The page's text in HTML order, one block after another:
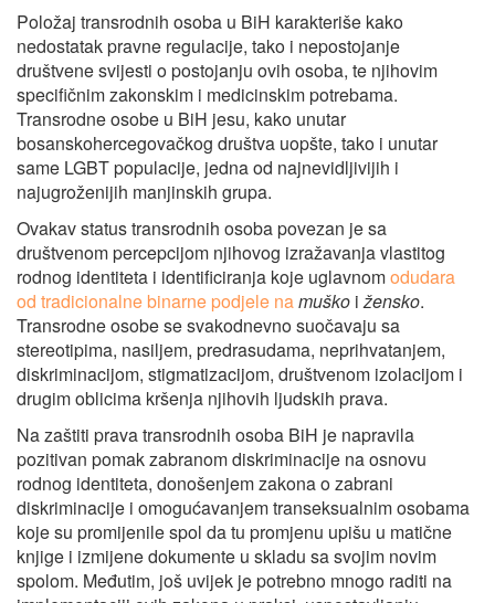
Položaj transrodnih osoba u BiH karakteriše kako
nedostatak pravne regulacije, tako i nepostojanje
društvene svijesti o postojanju ovih osoba, te njihovim
specifičnim zakonskim i medicinskim potrebama.
Transrodne osobe u BiH jesu, kako unutar
bosanskohercegovačkog društva uopšte, tako i unutar
same LGBT populacije, jedna od najnevidljivijih i
najugroženijih manjinskih grupa.
Ovakav status transrodnih osoba povezan je sa
društvenom percepcijom njihovog izražavanja vlastitog
rodnog identiteta i identificiranja koje uglavnomodudara
od tradicionalne binarne podjele namuško ižensko.
Transrodne osobe se svakodnevno suočavaju sa
stereotipima, nasiljem, predrasudama, neprihvatanjem,
diskriminacijom, stigmatizacijom, društvenom izolacijom i
drugim oblicima kršenja njihovih ljudskih prava.
Na zaštiti prava transrodnih osoba BiH je napravila
pozitivan pomak zabranom diskriminacije na osnovu
rodnog identiteta, donošenjem zakona o zabrani
diskriminacije i omogućavanjem transeksualnim osobama
koje su promijenile spol da tu promjenu upišu u matične
knjige i izmijene dokumente u skladu sa svojim novim
spolom. Međutim, još uvijek je potrebno mnogo raditi na